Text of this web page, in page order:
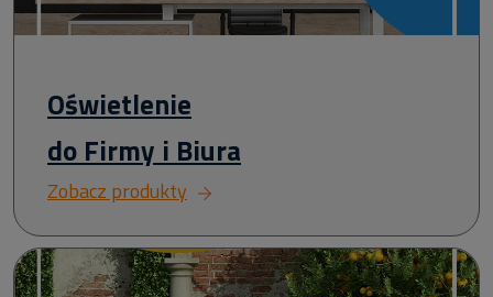
Oświetlenie
do Firmy i Biura
Zobacz produkty